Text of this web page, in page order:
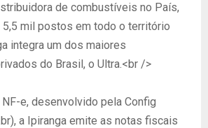
de combustíveis no País,
5,5 mil postos em todo o território
integra um dos maiores
do Brasil, o Ultra.<br />
e, desenvolvido pela Config
a Ipiranga emite as notas fiscais